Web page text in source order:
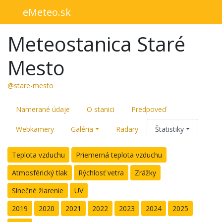
eMeteo.sk
Meteostanica Staré
Mesto
@stare-mesto
Namerané údaje O stanici Predpoveď
Webkamery Galéria Radary Štatistiky
Teplota vzduchu
Priemerná teplota vzduchu
Atmosférický tlak
Rýchlosť vetra
Zrážky
Slnečné žiarenie
UV
2019
2020 2021 2022 2023 2024
2025